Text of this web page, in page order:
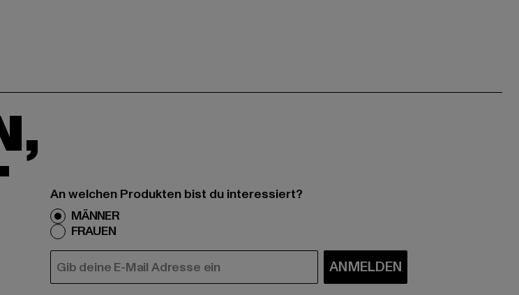
An welchen Produkten bist du interessiert?
MÄNNER
FRAUEN
E-MAIL ANMELDEN